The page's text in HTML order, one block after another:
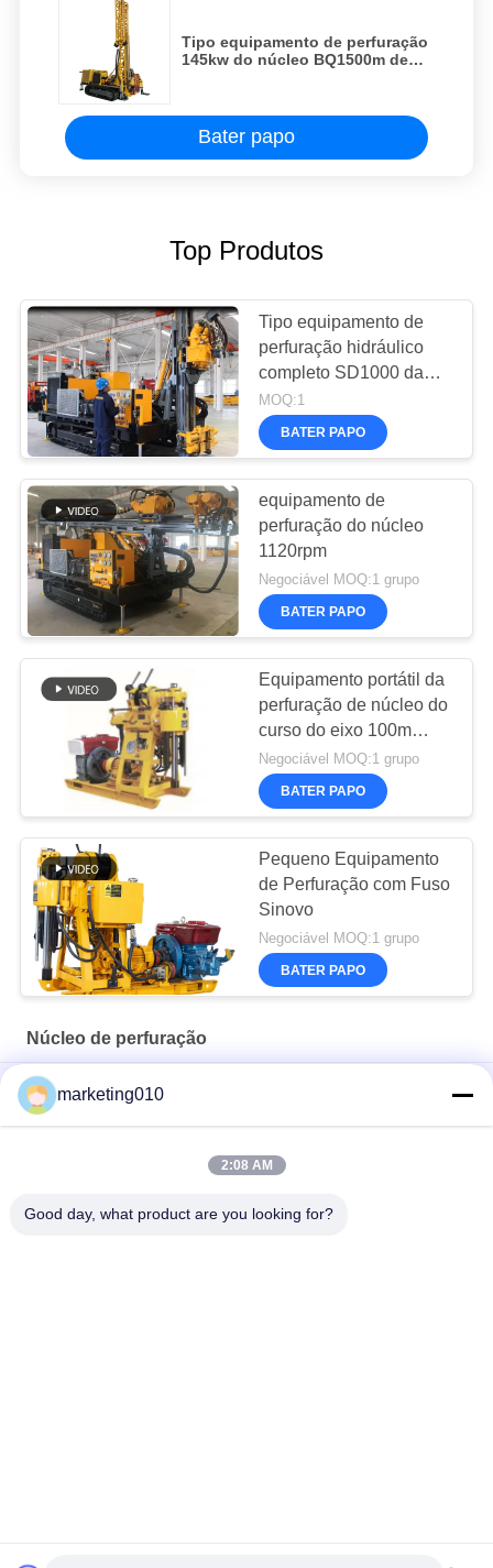
Tipo equipamento de perfuração
145kw do núcleo BQ1500m de
Bater papo
Top Produtos
Tipo equipamento de
perfuração hidráulico
completo SD1000 da
esteira rolante do núcleo
MOQ:1
BATER PAPO
equipamento de
perfuração do núcleo
1120rpm
Negociável MOQ:1 grupo
BATER PAPO
Equipamento portátil da
perfuração de núcleo do
curso do eixo 100m
450mm
Negociável MOQ:1 grupo
BATER PAPO
Pequeno Equipamento
de Perfuração com Fuso
Sinovo
Negociável MOQ:1 grupo
BATER PAPO
Núcleo de perfuração
SM75 Máquina de perfuração multiuso
Perfeito para projetos de perfuração
Estação de perfuração de núcleo XY-200 Descobre
Hidráulica
marketing010
2:08 AM
Good day, what product are you looking for?